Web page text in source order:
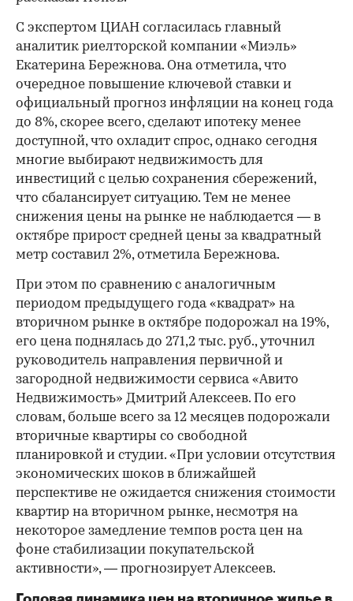
С экспертом ЦИАН согласилась главный
аналитик риелторской компании «Миэль»
Екатерина Бережнова. Она отметила, что
очередное повышение ключевой ставки и
официальный прогноз инфляции на конец года
до 8%, скорее всего, сделают ипотеку менее
доступной, что охладит спрос, однако сегодня
многие выбирают недвижимость для
инвестиций с целью сохранения сбережений,
что сбалансирует ситуацию. Тем не менее
снижения цены на рынке не наблюдается — в
октябре прирост средней цены за квадратный
метр составил 2%, отметила Бережнова.
При этом по сравнению с аналогичным
периодом предыдущего года «квадрат» на
вторичном рынке в октябре подорожал на 19%,
его цена поднялась до 271,2 тыс. руб., уточнил
руководитель направления первичной и
загородной недвижимости сервиса «Авито
Недвижимость» Дмитрий Алексеев. По его
словам, больше всего за 12 месяцев подорожали
вторичные квартиры со свободной
планировкой и студии. «При условии отсутствия
экономических шоков в ближайшей
перспективе не ожидается снижения стоимости
квартир на вторичном рынке, несмотря на
некоторое замедление темпов роста цен на
фоне стабилизации покупательской
активности», — прогнозирует Алексеев.